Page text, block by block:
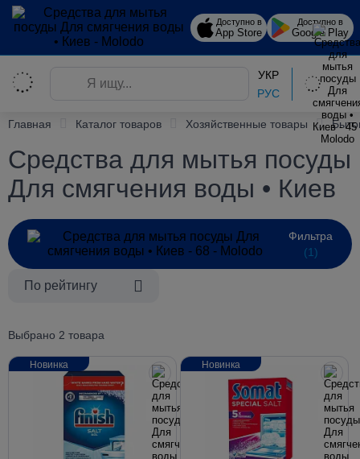
Доступно в
App Store
Доступно в
Google Play
УКР
РУС
Главная Каталог товаров Хозяйственные товары
Средства для мытья посуды
Для смягчения воды • Киев
Фильтра
(1)
По рейтингу
Выбрано 2 товара
Новинка Новинка